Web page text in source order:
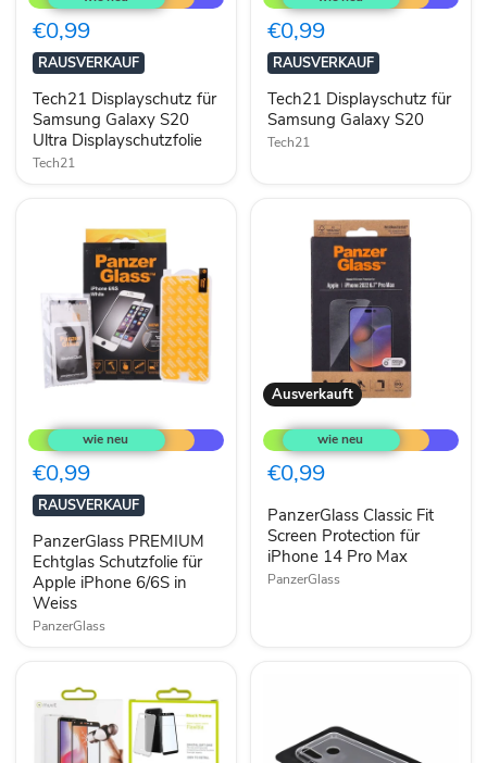
für
Samsung
Galaxy
S20
Ultra
Displayschutzfolie
€0,99
RAUSVERKAUF
Tech21 Displayschutz für
Samsung Galaxy S20
Ultra Displayschutzfolie
Tech21
für
Samsung
Galaxy
S20
€0,99
RAUSVERKAUF
Tech21 Displayschutz für
Samsung Galaxy S20
Tech21
PREMIUM
Echtglas
Schutzfolie
für
Apple
iPhone
6/6S
in
Weiss
€0,99
RAUSVERKAUF
PanzerGlass PREMIUM
Echtglas Schutzfolie für
Apple iPhone 6/6S in
Weiss
PanzerGlass
Ausverkauft
PanzerGlass
Classic
Fit
Screen
Protection
iPhone
14
Pro
Max
€0,99
PanzerGlass Classic Fit
Screen Protection für
iPhone 14 Pro Max
PanzerGlass